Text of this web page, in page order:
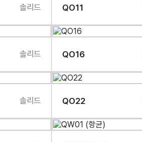
솔리드 QO11
솔리드 QO16
솔리드 QO22